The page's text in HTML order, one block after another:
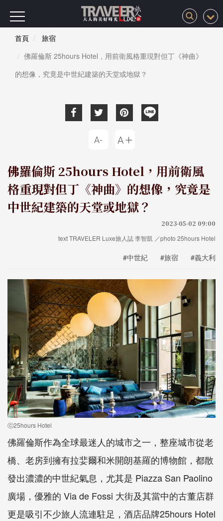
首頁
旅宿
佛羅倫斯 25hours Hotel，用前衛風格重現對但丁《神曲》
的想像，究竟是中世紀建築的天堂或地獄？
佛羅倫斯 25hours Hotel，用前衛風
格重現對但丁《神曲》的想像，究竟是
中世紀建築的天堂或地獄？
2023-05-02 09:00
text TRAVELER Luxe旅人誌 李智凱 ／photo 25hours Hotel
#中世紀 #旅宿 #義大利
ⓒ25hours Hotel
佛羅倫斯作為全球最迷人的城市之一，整座城市從老
橋、老房到擁有拉婓爾和米開朗基羅的博物館，都散
發出濃濃的中世紀氣息，尤其是 Piazza San Paolino
廣場，優雅的 Via de Fossi 大街及其當中的古董店群
更是吸引不少旅人流連駐足，酒店品牌25hours Hotel